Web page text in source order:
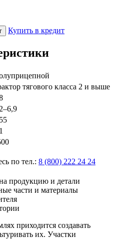
Купить в кредит
тягового класса 2 и выше
по тел.: 8 (800) 222 24 24
продукцию и детали
части и материалы
приходится создавать
их. Участки